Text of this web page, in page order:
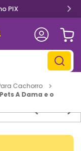
PIX
Cachorro
A Dama e o